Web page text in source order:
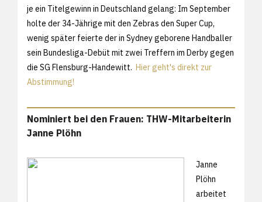
je ein Titelgewinn in Deutschland gelang: Im September
holte der 34-Jährige mit den Zebras den Super Cup,
wenig später feierte der in Sydney geborene Handballer
sein Bundesliga-Debüt mit zwei Treffern im Derby gegen
die SG Flensburg-Handewitt. Hier geht's direkt zur
Abstimmung!
Nominiert bei den Frauen: THW-Mitarbeiterin
Janne Plöhn
Janne
Plöhn
arbeitet